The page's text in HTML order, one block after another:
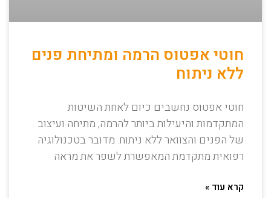
חוטי אפטוס הרמה ומתיחת פנים
ללא ניתוח
חוטי אפטוס נחשבים כיום לאחת השיטות
המתקדמות והיעילות ביותר להרמה, מתיחה ועיצוב
של הפנים והצוואר ללא ניתוח. מדובר בטכנולוגיה
רפואית מתקדמת המאפשרת לשפר את מראה
קרא עוד »